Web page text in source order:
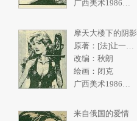
广西美术1986年5期
摩天大楼下的阴影
改编：秋朗
绘画：闭克
来自俄国的爱情